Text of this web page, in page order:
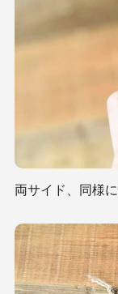
両サイド、同様